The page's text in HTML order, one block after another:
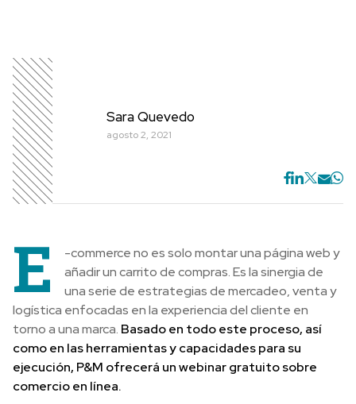
Sara Quevedo
agosto 2, 2021
E
-commerce no es solo montar una página web y
añadir un carrito de compras. Es la sinergia de
una serie de estrategias de mercadeo, venta y
logística enfocadas en la experiencia del cliente en
torno a una marca. Basado en todo este proceso, así
como en las herramientas y capacidades para su
ejecución, P&M ofrecerá un webinar gratuito sobre
comercio en línea.